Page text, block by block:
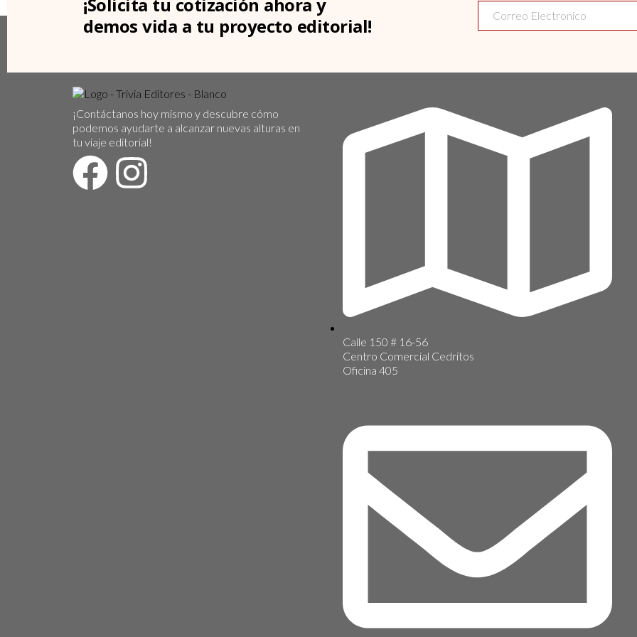
demos vida a tu proyecto editorial!
¡Contáctanos hoy mismo y descubre cómo
podemos ayudarte a alcanzar nuevas alturas en
tu viaje editorial!
Calle 150 # 16-56
Centro Comercial Cedritos
Oficina 405